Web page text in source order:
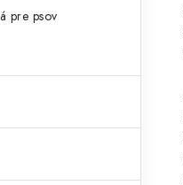
pre psov